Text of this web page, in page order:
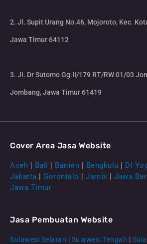
2. Jl. Supit Urang No.46, Mojoroto, Kec.
Jawa Timur 64112
3. Jl. Dr Sutomo Gg.II/179 RT/RW 01/03
Jombang, Jawa Timur 61419
Cover Area Jasa Website
Aceh | Bali | Banten | Bengkulu | DI
Jakarta | Gorontalo | Jambi | Jawa
Jawa Timur
Jasa Pembuatan Website
Sulawesi Selatan | Sulawesi Tengah |